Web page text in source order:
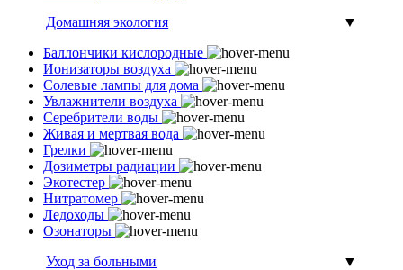
Домашняя экология
▼
Баллончики кислородные
Ионизаторы воздуха
Солевые лампы для дома
Увлажнители воздуха
Серебрители воды
Живая и мертвая вода
Грелки
Дозиметры радиации
Экотестер
Нитратомер
Ледоходы
Озонаторы
Уход за больными
▼